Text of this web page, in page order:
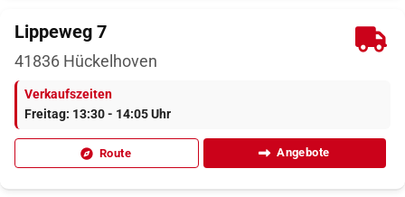
Lippeweg 7
41836 Hückelhoven
Verkaufszeiten
Freitag: 13:30 - 14:05 Uhr
Route Angebote